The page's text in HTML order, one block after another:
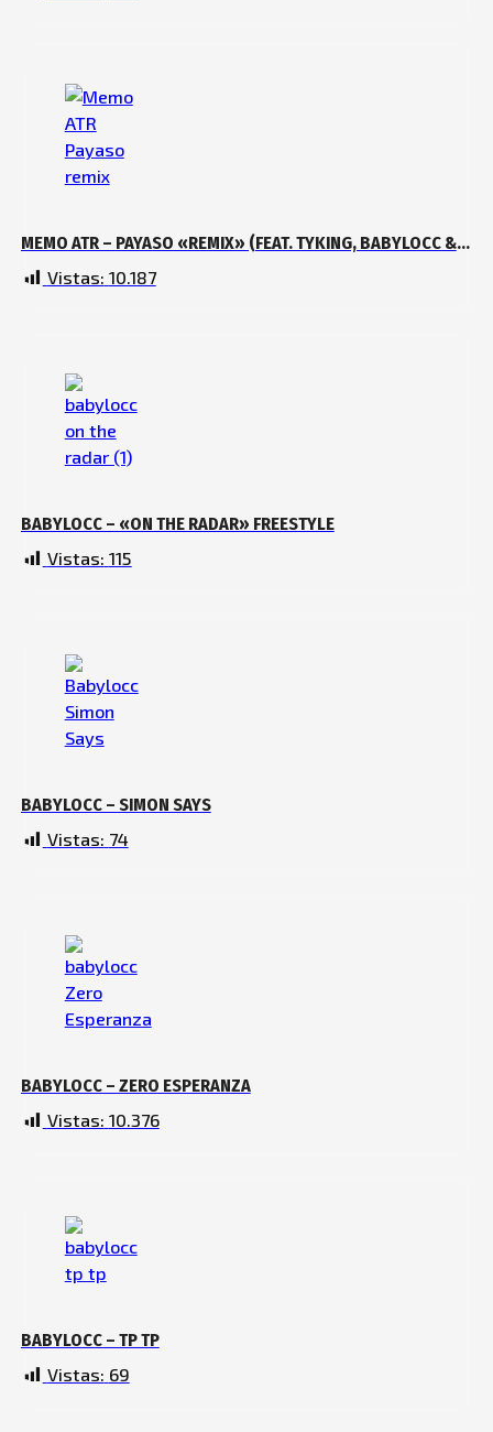
MEMO ATR – PAYASO «REMIX» (FEAT. TYKING, BABYLOCC &
BLACKY DRIPPY)
Vistas: 10.187
BABYLOCC – «ON THE RADAR» FREESTYLE
Vistas: 115
BABYLOCC – SIMON SAYS
Vistas: 74
BABYLOCC – ZERO ESPERANZA
Vistas: 10.376
BABYLOCC – TP TP
Vistas: 69